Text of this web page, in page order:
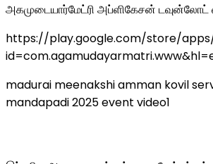
அகமுடையார்மேட்ரி அப்ளிகேசன் டவுன்லோட்
https://play.google.com/store/
madurai meenakshi amman kovil
mandapadi 2025 event video1